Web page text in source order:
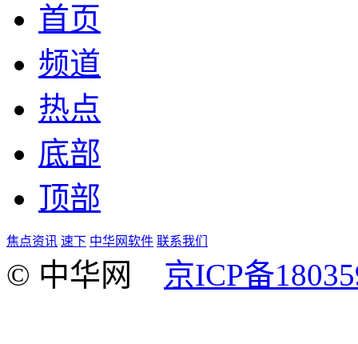
首页
频道
热点
底部
顶部
焦点资讯 速下 中华网软件 联系我们
© 中华网 京ICP备